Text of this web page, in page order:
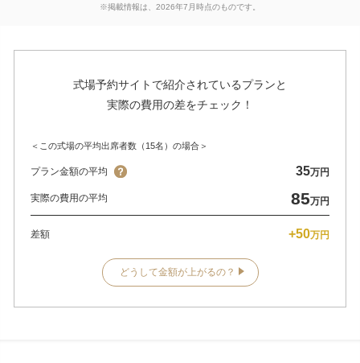
※掲載情報は、2026年7月時点のものです。
式場予約サイトで紹介されているプランと
実際の費用の差をチェック！
＜この式場の平均出席者数（15名）の場合＞
プラン金額の平均 35万円
実際の費用の平均 85万円
差額 +50万円
どうして金額が上がるの？